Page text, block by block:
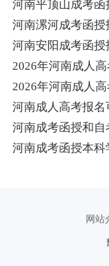
河南平顶山成考函
河南漯河成考函授
河南安阳成考函授
2026年河南成人
2026年河南成人
河南成人高考报
河南成考函授和自
河南成考函授本
网站